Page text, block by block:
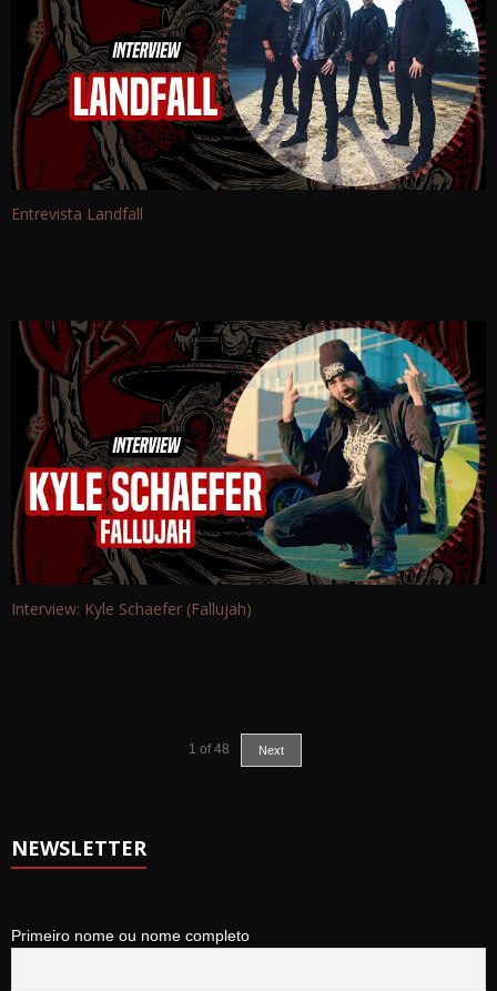
Entrevista Landfall
Interview: Kyle Schaefer (Fallujah)
1 of 48 Next
NEWSLETTER
Primeiro nome ou nome completo